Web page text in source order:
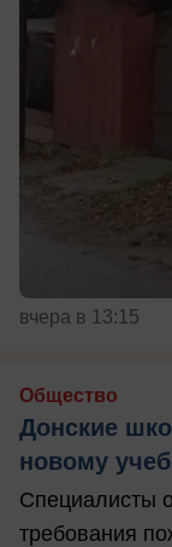
вчера в 13:15
Общество
Донские
новому
Специалисты
требования